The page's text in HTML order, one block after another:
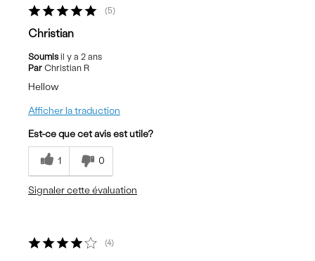
5
Christian
Soumisil y a 2 ans
Par Christian R
Hellow
Afficher la traduction
Est-ce que cet avis est utile?
1 0
Signaler cette évaluation
4